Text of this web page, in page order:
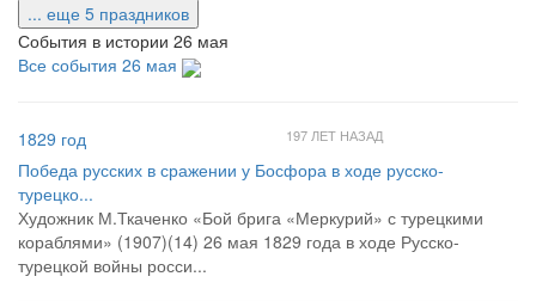
... еще 5 праздников
События в истории 26 мая
Все события 26 мая
1829 год 197 ЛЕТ НАЗАД
Победа русских в сражении у Босфора в ходе русско-
турецко...
Художник М.Ткаченко «Бой брига «Меркурий» с турецкими
кораблями» (1907)(14) 26 мая 1829 года в ходе Русско-
турецкой войны росси...